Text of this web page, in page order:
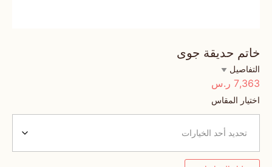
خاتم حديقة جوى
التفاصيل
7,363 ر.س
اختيار المقاس